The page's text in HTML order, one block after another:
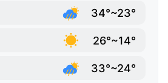
34°~23°
26°~14°
33°~24°